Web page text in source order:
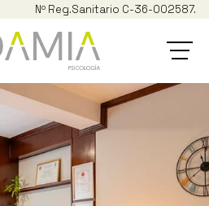
Nº Reg.Sanitario C-36-002587.